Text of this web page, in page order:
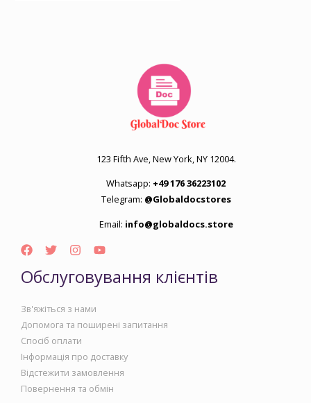
123 Fifth Ave, New York, NY 12004.
Whatsapp: +49 176 36223102
Telegram: @Globaldocstores
Email: info@globaldocs.store
Обслуговування клієнтів
Зв'яжіться з нами
Допомога та поширені запитання
Спосіб оплати
Інформація про доставку
Відстежити замовлення
Повернення та обмін